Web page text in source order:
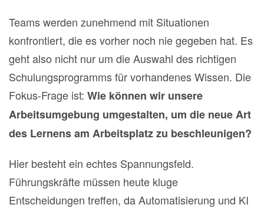
Teams werden zunehmend mit Situationen
konfrontiert, die es vorher noch nie gegeben hat. Es
geht also nicht nur um die Auswahl des richtigen
Schulungsprogramms für vorhandenes Wissen. Die
Fokus-Frage ist: Wie können wir unsere
Arbeitsumgebung umgestalten, um die neue Art
des Lernens am Arbeitsplatz zu beschleunigen?
Hier besteht ein echtes Spannungsfeld.
Führungskräfte müssen heute kluge
Entscheidungen treffen, da Automatisierung und KI